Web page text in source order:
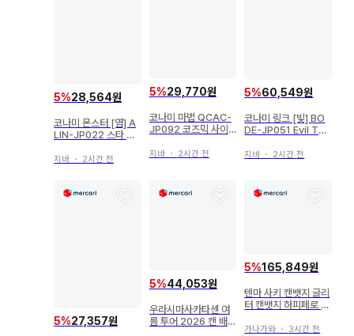
5%28,564원
코나미 몬스터 [염] A
LIN-JP022 스타 라
지바 ・ 2시간 전
5%29,770원
코나미 마법 QCAC-
JP092 코즈믹 사이
지바・ 2시간 전
5%60,549원
코나미 링크 [빛] BO
DE-JP051 Evil Twi
즈마
지바 ・ 2시간 전
5%27,357원
5%44,053원
우라시마사카타센 여
름 투어 2026 캔 배지
5%165,849원
텐마 사키 캔뱃지 글리
터 캔뱃지 하피페로 프
가나가와 ・ 3시간 전